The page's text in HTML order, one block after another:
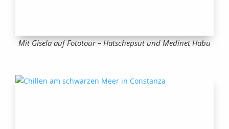
Mit Gisela auf Fototour – Hatschepsut und Medinet Habu